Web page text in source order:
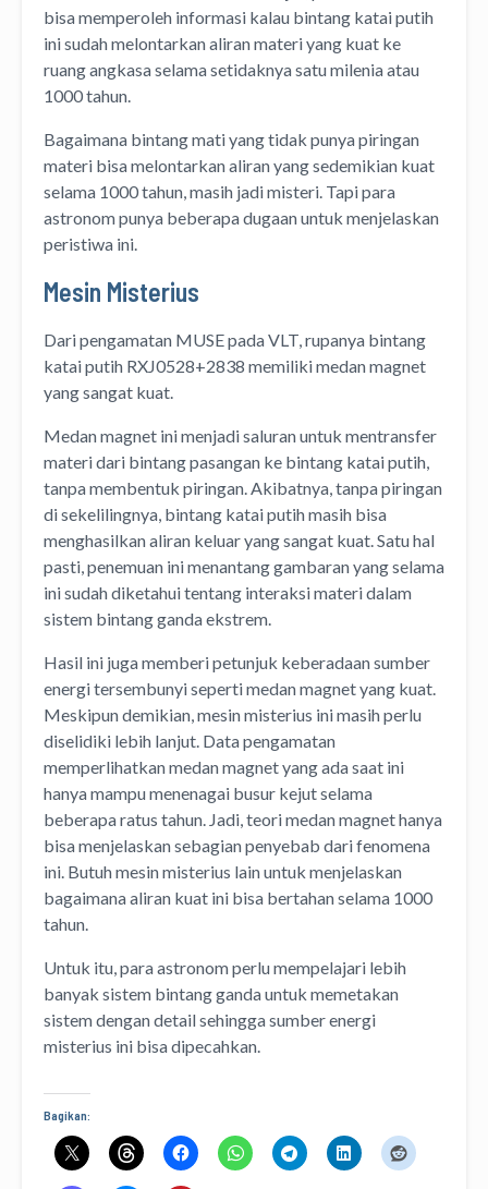
bisa memperoleh informasi kalau bintang katai putih
ini sudah melontarkan aliran materi yang kuat ke
ruang angkasa selama setidaknya satu milenia atau
1000 tahun.
Bagaimana bintang mati yang tidak punya piringan
materi bisa melontarkan aliran yang sedemikian kuat
selama 1000 tahun, masih jadi misteri. Tapi para
astronom punya beberapa dugaan untuk menjelaskan
peristiwa ini.
Mesin Misterius
Dari pengamatan MUSE pada VLT, rupanya bintang
katai putih RXJ0528+2838 memiliki medan magnet
yang sangat kuat.
Medan magnet ini menjadi saluran untuk mentransfer
materi dari bintang pasangan ke bintang katai putih,
tanpa membentuk piringan. Akibatnya, tanpa piringan
di sekelilingnya, bintang katai putih masih bisa
menghasilkan aliran keluar yang sangat kuat. Satu hal
pasti, penemuan ini menantang gambaran yang selama
ini sudah diketahui tentang interaksi materi dalam
sistem bintang ganda ekstrem.
Hasil ini juga memberi petunjuk keberadaan sumber
energi tersembunyi seperti medan magnet yang kuat.
Meskipun demikian, mesin misterius ini masih perlu
diselidiki lebih lanjut. Data pengamatan
memperlihatkan medan magnet yang ada saat ini
hanya mampu menenagai busur kejut selama
beberapa ratus tahun. Jadi, teori medan magnet hanya
bisa menjelaskan sebagian penyebab dari fenomena
ini. Butuh mesin misterius lain untuk menjelaskan
bagaimana aliran kuat ini bisa bertahan selama 1000
tahun.
Untuk itu, para astronom perlu mempelajari lebih
banyak sistem bintang ganda untuk memetakan
sistem dengan detail sehingga sumber energi
misterius ini bisa dipecahkan.
Bagikan: